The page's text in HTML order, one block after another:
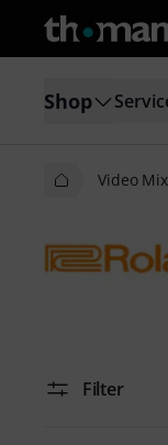
Shop
Video
Filter